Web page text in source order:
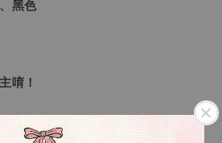
黑色
唷！